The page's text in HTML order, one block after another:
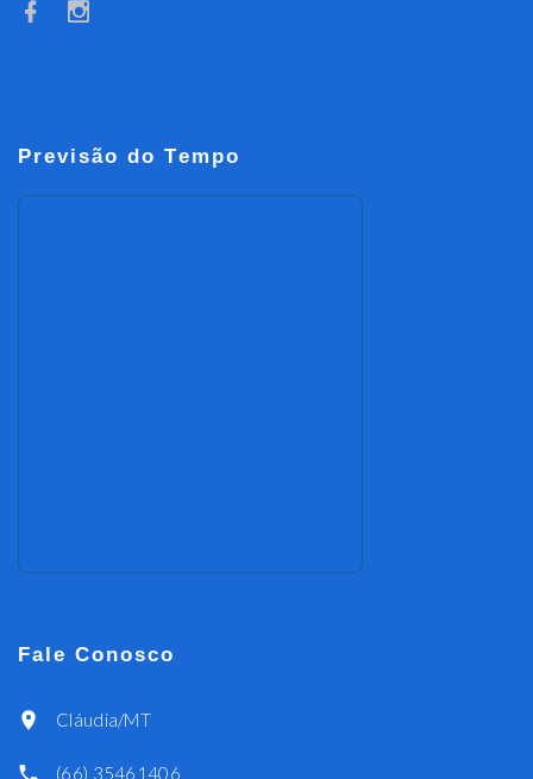
Previsão do Tempo
Fale Conosco
Cláudia/MT
(66) 35461406